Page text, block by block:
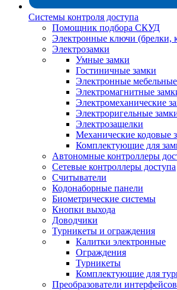
Системы контроля доступа
Помощник подбора СКУД
Электронные ключи (брелки,
Электрозамки
Умные замки
Гостиничные замки
Электронные
Электромагнитные
Электромеханические
Электроригельные
Электрозащелки
Механические кодовые
Комплектующие для
Автономные контроллеры
Сетевые контроллеры доступа
Считыватели
Кодонаборные панели
Биометрические системы
Кнопки выхода
Доводчики
Турникеты и ограждения
Калитки электронные
Ограждения
Турникеты
Комплектующие для
Преобразователи интерфейсов